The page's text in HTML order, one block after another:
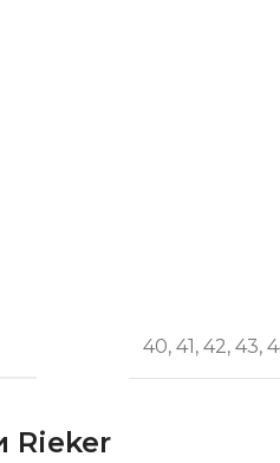
40, 41, 42, 43,
Rieker